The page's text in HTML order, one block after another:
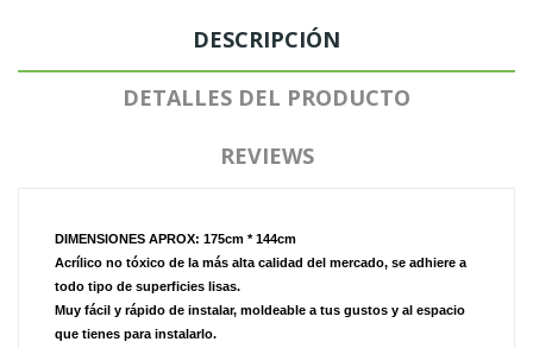
DESCRIPCIÓN
DETALLES DEL PRODUCTO
REVIEWS
DIMENSIONES APROX: 175cm * 144cm
Acrílico no tóxico de la más alta calidad del mercado, se adhiere a
todo tipo de superficies lisas.
Muy fácil y rápido de instalar, moldeable a tus gustos y al espacio
que tienes para instalarlo.